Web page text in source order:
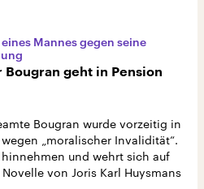
Mannes gegen seine
Bougran geht in Pension
Bougran wurde vorzeitig in
„moralischer Invalidität“.
und wehrt sich auf
von Joris Karl Huysmans